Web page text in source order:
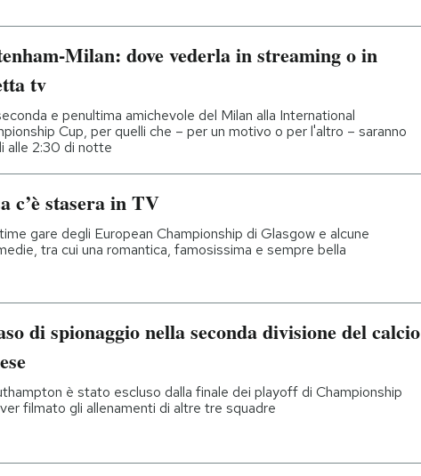
Milan: dove vederla in streaming o in
tv
e penultima amichevole del Milan alla International
Cup, per quelli che – per un motivo o per l'altro – saranno
alle 2:30 di notte
c’è stasera in TV
gare degli European Championship di Glasgow e alcune
tra cui una romantica, famosissima e sempre bella
di spionaggio nella seconda divisione del calcio
è stato escluso dalla finale dei playoff di Championship
filmato gli allenamenti di altre tre squadre